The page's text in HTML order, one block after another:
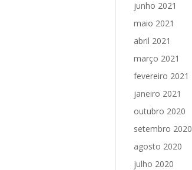
junho 2021
maio 2021
abril 2021
março 2021
fevereiro 2021
janeiro 2021
outubro 2020
setembro 2020
agosto 2020
julho 2020